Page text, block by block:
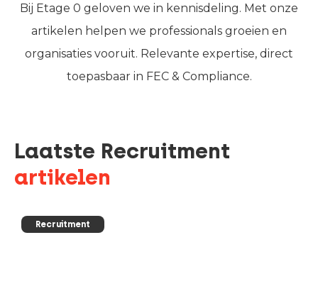
Bij Etage 0 geloven we in kennisdeling. Met onze
artikelen helpen we professionals groeien en
organisaties vooruit. Relevante expertise, direct
toepasbaar in FEC & Compliance.
Laatste Recruitment
artikelen
Recruitment